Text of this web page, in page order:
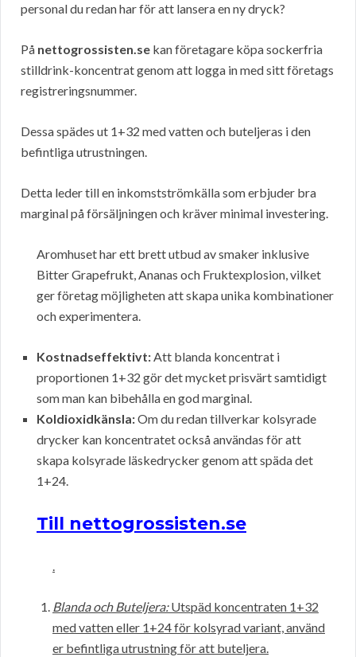
personal du redan har för att lansera en ny dryck?
På nettogrossisten.se kan företagare köpa sockerfria
stilldrink-koncentrat genom att logga in med sitt företags
registreringsnummer.
Dessa spädes ut 1+32 med vatten och buteljeras i den
befintliga utrustningen.
Detta leder till en inkomstströmkälla som erbjuder bra
marginal på försäljningen och kräver minimal investering.
Aromhuset har ett brett utbud av smaker inklusive
Bitter Grapefrukt, Ananas och Fruktexplosion, vilket
ger företag möjligheten att skapa unika kombinationer
och experimentera.
Kostnadseffektivt:Att blanda koncentrat i
proportionen 1+32 gör det mycket prisvärt samtidigt
som man kan bibehålla en god marginal.
Koldioxidkänsla:Om du redan tillverkar kolsyrade
drycker kan koncentratet också användas för att
skapa kolsyrade läskedrycker genom att späda det
1+24.
Till nettogrossisten.se
.
Blanda och Buteljera:Utspäd koncentraten 1+32
med vatten eller 1+24 för kolsyrad variant, använd
er befintliga utrustning för att buteljera.